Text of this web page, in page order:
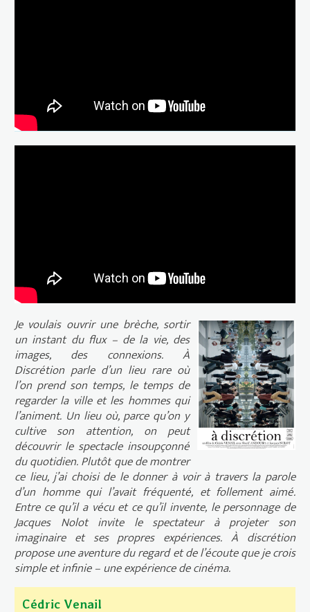
Je voulais ouvrir une brèche, sortir
un instant du flux – de la vie, des
images, des connexions. À
Discrétion parle d’un lieu rare où
l’on prend son temps, le temps de
regarder la ville et les hommes qui
l’animent. Un lieu où, parce qu’on y
cultive son attention, on peut
découvrir le spectacle insoupçonné
du quotidien. Plutôt que de montrer
ce lieu, j’ai choisi de le donner à voir à travers la parole
d’un homme qui l’avait fréquenté, et follement aimé.
Entre ce qu’il a vécu et ce qu’il invente, le personnage de
Jacques Nolot invite le spectateur à projeter son
imaginaire et ses propres expériences. À discrétion
propose une aventure du regard et de l’écoute que je crois
simple et infinie – une expérience de cinéma.
Cédric Venail